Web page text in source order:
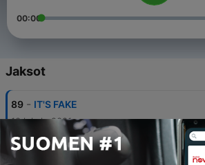
00:00
Jaksot
89 - IT'S FAKE
10 lokak. 2021
88 - WE HAVE A DEAL